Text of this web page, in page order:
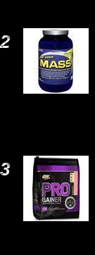
2
3